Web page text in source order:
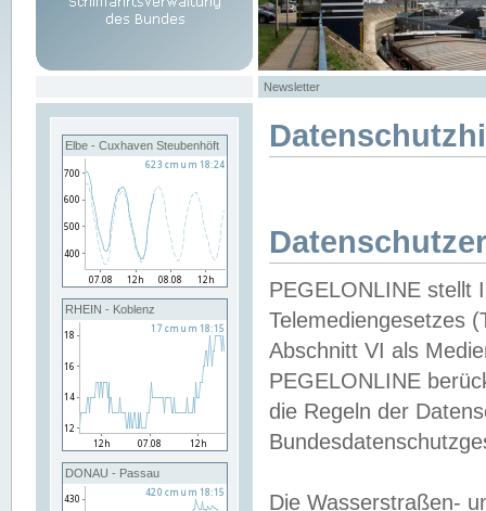
Newsletter
Elbe - Cuxhaven Steubenhöft
RHEIN - Koblenz
DONAU - Passau
PEGELONLINE stellt
Telemediengesetzes
Abschnitt VI als
PEGELONLINE
die Regeln der
Die Wasserstraßen-